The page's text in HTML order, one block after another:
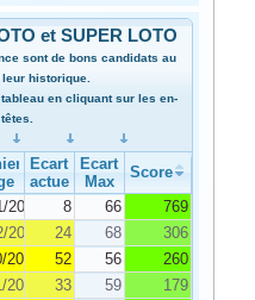
et SUPER LOTO
sont de bons candidats au
historique.
en cliquant sur les en-
têtes.
Ecart
actuel
Ecart
Max
Score
8 66
769
24 68
306
52 56
260
33 59
179